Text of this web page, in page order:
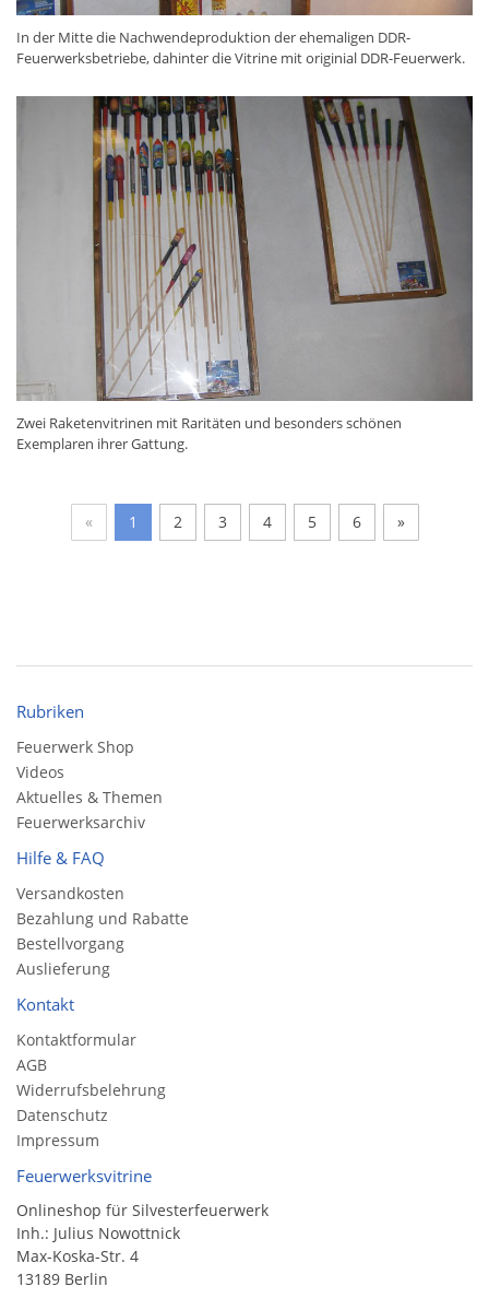
In der Mitte die Nachwendeproduktion der ehemaligen DDR-
Feuerwerksbetriebe, dahinter die Vitrine mit originial DDR-Feuerwerk.
Zwei Raketenvitrinen mit Raritäten und besonders schönen
Exemplaren ihrer Gattung.
« 1 2 3 4 5 6 »
Rubriken
Feuerwerk Shop
Videos
Aktuelles & Themen
Feuerwerksarchiv
Hilfe & FAQ
Versandkosten
Bezahlung und Rabatte
Bestellvorgang
Auslieferung
Kontakt
Kontaktformular
AGB
Widerrufsbelehrung
Datenschutz
Impressum
Feuerwerksvitrine
Onlineshop für Silvesterfeuerwerk
Inh.: Julius Nowottnick
Max-Koska-Str. 4
13189 Berlin